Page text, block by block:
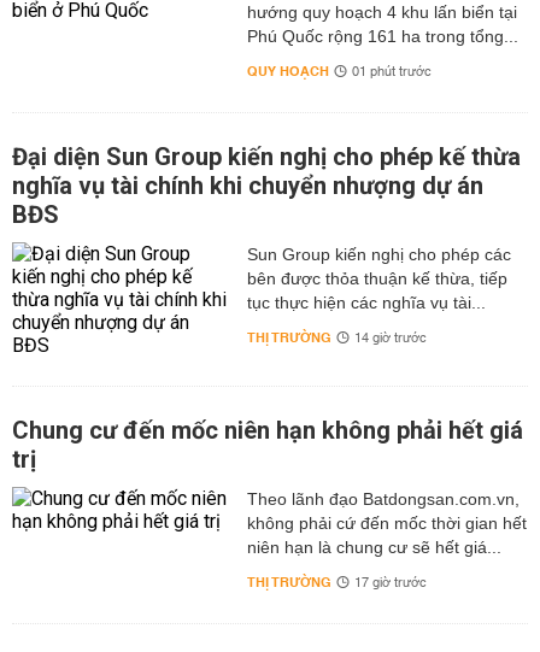
hướng quy hoạch 4 khu lấn biển tại
Phú Quốc rộng 161 ha trong tổng...
QUY HOẠCH 01 phút trước
Đại diện Sun Group kiến nghị cho phép kế thừa
nghĩa vụ tài chính khi chuyển nhượng dự án
BĐS
Sun Group kiến nghị cho phép các
bên được thỏa thuận kế thừa, tiếp
tục thực hiện các nghĩa vụ tài...
THỊ TRƯỜNG 14 giờ trước
Chung cư đến mốc niên hạn không phải hết giá
trị
Theo lãnh đạo Batdongsan.com.vn,
không phải cứ đến mốc thời gian hết
niên hạn là chung cư sẽ hết giá...
THỊ TRƯỜNG 17 giờ trước